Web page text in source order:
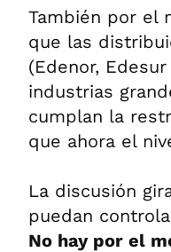
También por el
que las
(Edenor,
industrias
cumplan la
que ahora el
La discusión
puedan
No hay por el